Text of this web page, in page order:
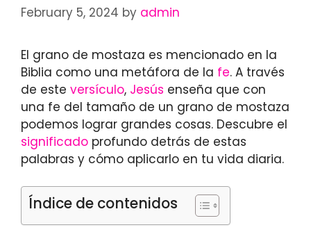
February 5, 2024 by admin
El grano de mostaza es mencionado en la
Biblia como una metáfora de la fe. A través
de este versículo, Jesús enseña que con
una fe del tamaño de un grano de mostaza
podemos lograr grandes cosas. Descubre el
significado profundo detrás de estas
palabras y cómo aplicarlo en tu vida diaria.
Índice de contenidos